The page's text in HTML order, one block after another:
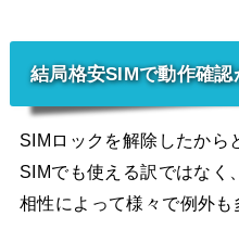
結局格安SIMで動作確
SIMロックを解除したから
SIMでも使える訳ではなく
相性によって様々で例外も